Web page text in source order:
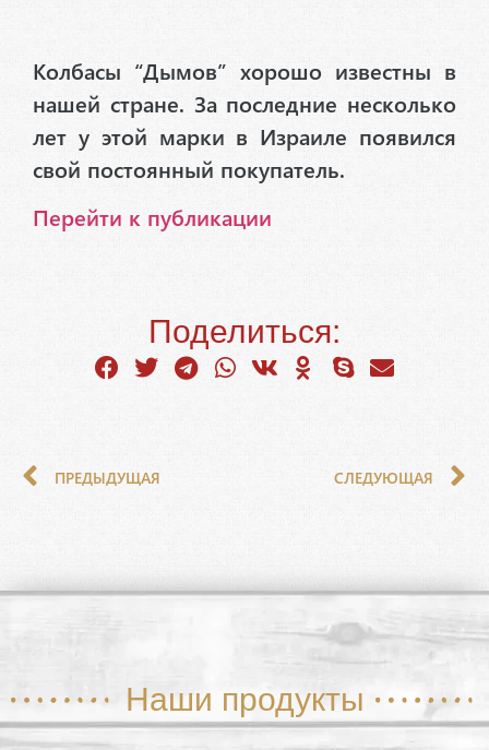
Колбасы “Дымов” хорошо известны в
нашей стране. За последние несколько
лет у этой марки в Израиле появился
свой постоянный покупатель.
Перейти к публикации
Поделиться:
ПРЕДЫДУЩАЯ СЛЕДУЮЩАЯ
Наши продукты